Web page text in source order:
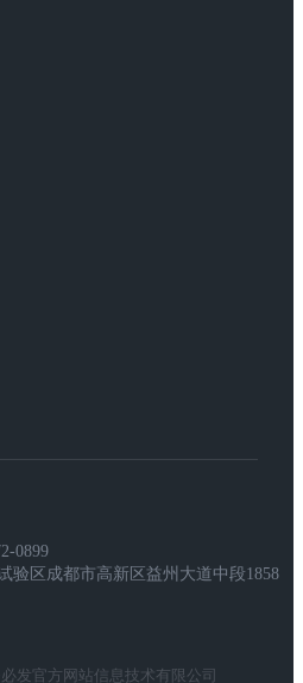
0899
验区成都市高新区益州大道中段1858
发官方网站信息技术有限公司